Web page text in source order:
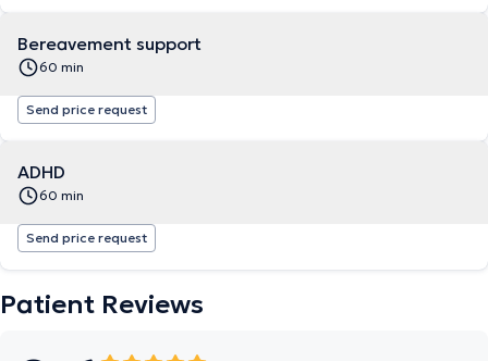
Bereavement support
60 min
Send price request
ADHD
60 min
Send price request
Patient Reviews